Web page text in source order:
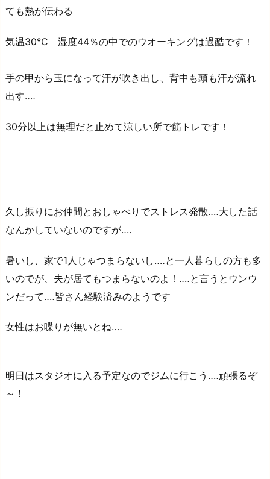
ても熱が伝わる
気温30℃ 湿度44％の中でのウオーキングは過酷です！
手の甲から玉になって汗が吹き出し、背中も頭も汗が流れ
出す‥‥
30分以上は無理だと止めて涼しい所で筋トレです！
久し振りにお仲間とおしゃべりでストレス発散‥‥大した話
なんかしていないのですが‥‥
暑いし、家で1人じゃつまらないし‥‥と一人暮らしの方も多
いのでが、夫が居てもつまらないのよ！‥‥と言うとウンウ
ンだって‥‥皆さん経験済みのようです
女性はお喋りが無いとね‥‥
明日はスタジオに入る予定なのでジムに行こう‥‥頑張るぞ
～！